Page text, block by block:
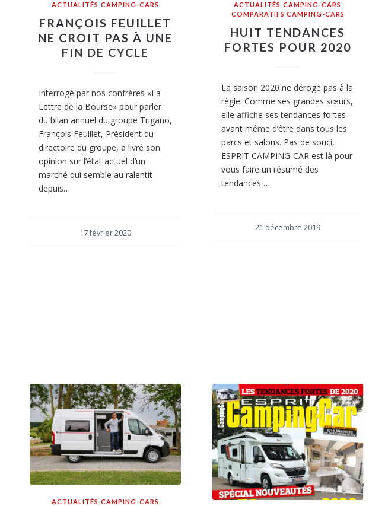
ACTUALITÉS ,CAMPING-CARS
FRANÇOIS FEUILLET
NE CROIT PAS À UNE
FIN DE CYCLE
Interrogé par nos confrères «La
Lettre de la Bourse» pour parler
du bilan annuel du groupe Trigano,
François Feuillet, Président du
directoire du groupe, a livré son
opinion sur l’état actuel d’un
marché qui semble au ralentit
depuis…
17 février 2020
ACTUALITÉS CAMPING-CARS
COMPARATIFS CAMPING-CARS
HUIT TENDANCES
FORTES POUR 2020
La saison 2020 ne déroge pas à la
règle. Comme ses grandes sœurs,
elle affiche ses tendances fortes
avant même d’être dans tous les
parcs et salons. Pas de souci,
ESPRIT CAMPING-CAR est là pour
vous faire un résumé des
tendances…
21 décembre 2019
ACTUALITÉS ,CAMPING-CARS